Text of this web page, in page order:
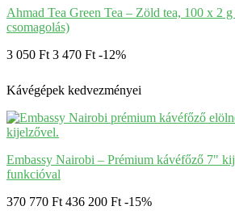
Ahmad Tea Green Tea – Zöld tea, 100 x 2 g
csomagolás)
3 050 Ft 3 470 Ft -12%
Kávégépek kedvezményei
Embassy Nairobi – Prémium kávéfőző 7"
funkcióval
370 770 Ft 436 200 Ft -15%